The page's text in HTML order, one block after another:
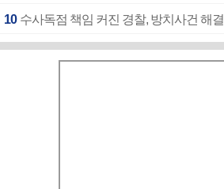
10 수사독점 책임 커진 경찰, 방치사건 해